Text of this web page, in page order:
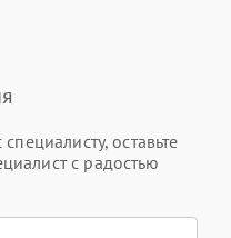
оставьте
с радостью